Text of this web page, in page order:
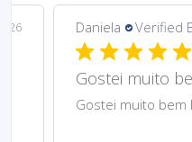
26 Daniela Verified
Gostei muito
Gostei muito bem